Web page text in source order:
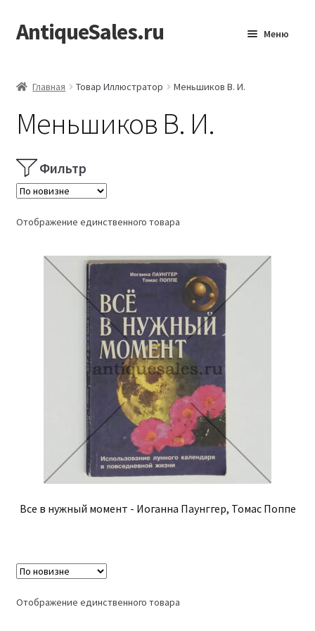
Перейти
к
Перейти
к
AntiqueSales.ru Меню
Главная Товар Иллюстратор Меньшиков В. И.
Меньшиков В. И.
Фильтр
Отображение единственного товара
Все в нужный момент - Иоганна Паунггер, Томас Поппе
Отображение единственного товара